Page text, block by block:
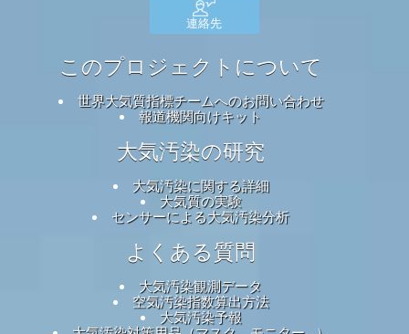
連絡先
このプロジェクトについて
世界大気質指標チームへのお問い合わせ
報道機関向けキット
大気汚染の研究
大気汚染に関する詳細
大気質の実験
センサーによる大気汚染分析
よくある質問
大気汚染観測データ
空気汚染指数算出方法
大気汚染予報